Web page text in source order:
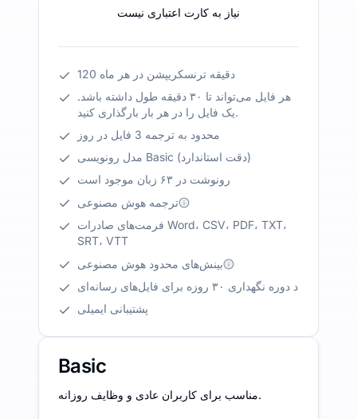
نیاز به کارت اعتباری نیست
120 دقیقه ترنسکریپشن در هر ماه
هر فایل می‌تواند تا ۳۰ دقیقه طول داشته باشد.
یک فایل را در هر بار بارگذاری کنید.
محدود به ترجمه 3 فایل در روز
مدل رونویسی Basic (دقت استاندارد)
رونوشت در ۶۳ زبان موجود است
ترجمه هوش مصنوعی
فرمت‌های صادرات Word، CSV، PDF، TXT،
SRT، VTT
بینش‌های محدود هوش مصنوعی
د دوره نگهداری ۳۰ روزه برای فایل‌های رسانه‌ای
پشتیبانی ایمیلی
Basic
مناسب برای کاربران عادی و وظایف روزانه.